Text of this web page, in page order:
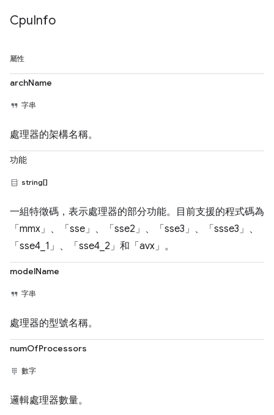
CpuInfo
屬性
archName
字串
處理器的架構名稱。
功能
string[]
一組特徵碼，表示處理器的部分功能。目前支援的程式碼為
「mmx」、「sse」、「sse2」、「sse3」、「ssse3」、
「sse4_1」、「sse4_2」和「avx」。
modelName
字串
處理器的型號名稱。
numOfProcessors
數字
邏輯處理器數量。